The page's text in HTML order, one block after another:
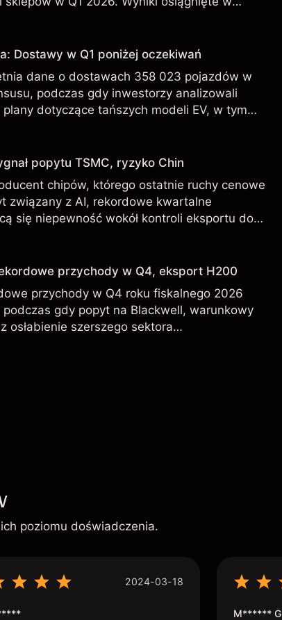
wskaźnikiem przyszłych rezultatów.
Dostawy w Q1 poniżej oczekiwań
dane o dostawach 358 023 pojazdów w
podczas gdy inwestorzy analizowali
dotyczące tańszych modeli EV, w tym
w przeszłości nie są wiarygodnym
popytu TSMC, ryzyko Chin
chipów, którego ostatnie ruchy cenowe
związany z AI, rekordowe kwartalne
się niepewność wokół kontroli eksportu do
zewnętrznych analityków.
przychody w Q4, eksport H200
przychody w Q4 roku fiskalnego 2026
podczas gdy popyt na Blackwell, warunkowy
osłabienie szerszego sektora
perspektywy akcji.
poziomu doświadczenia.
2024-03-18
M****** G